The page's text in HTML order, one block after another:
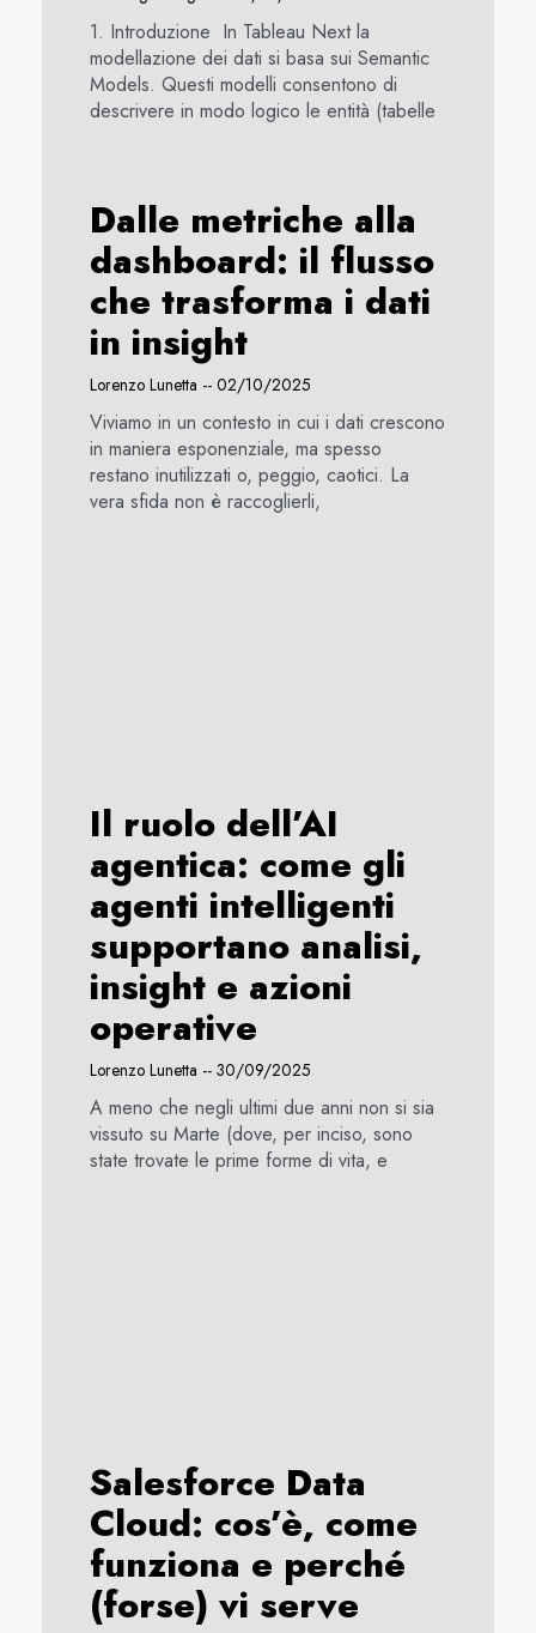
1. Introduzione In Tableau Next la
modellazione dei dati si basa sui Semantic
Models. Questi modelli consentono di
descrivere in modo logico le entità (tabelle
Dalle metriche alla
dashboard: il flusso
che trasforma i dati
in insight
Lorenzo Lunetta 02/10/2025
Viviamo in un contesto in cui i dati crescono
in maniera esponenziale, ma spesso
restano inutilizzati o, peggio, caotici. La
vera sfida non è raccoglierli,
Il ruolo dell’AI
agentica: come gli
agenti intelligenti
supportano analisi,
insight e azioni
operative
Lorenzo Lunetta 30/09/2025
A meno che negli ultimi due anni non si sia
vissuto su Marte (dove, per inciso, sono
state trovate le prime forme di vita, e
Salesforce Data
Cloud: cos’è, come
funziona e perché
(forse) vi serve